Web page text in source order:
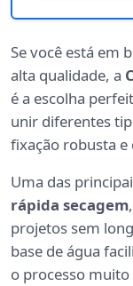
Se você está em
alta qualidade, a
é a escolha
unir diferentes
fixação robusta
Uma das
rápida secagem
projetos sem
base de água
o processo